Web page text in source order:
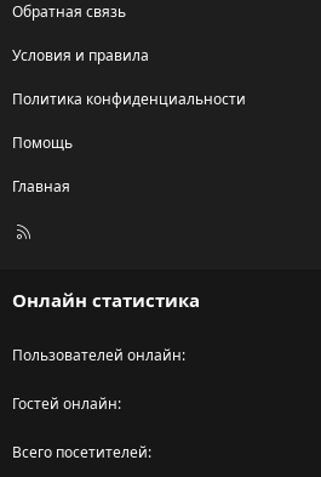
Обратная связь
Условия и правила
Политика конфиденциальности
Помощь
Главная
R
Онлайн статистика
Пользователей онлайн
Гостей онлайн
Всего посетителей